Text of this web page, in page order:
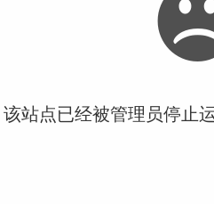
站点已经被管理员停止